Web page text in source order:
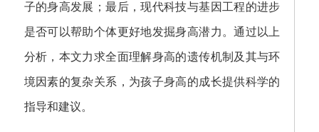
子的身高发展；最后，现代科技与基因工程的进步
是否可以帮助个体更好地发掘身高潜力。通过以上
分析，本文力求全面理解身高的遗传机制及其与环
境因素的复杂关系，为孩子身高的成长提供科学的
指导和建议。